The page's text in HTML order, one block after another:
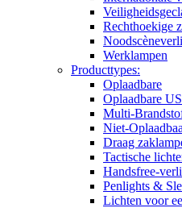
Rechthoekige
Werklampen
Producttypes:
Oplaadbare
Oplaadbare
Multi-
Niet-
Draag
Tactische
Handsfree-
Penlights &
Lichten voor